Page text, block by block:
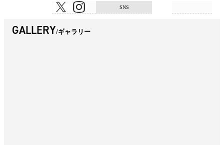
SNS
GALLERY ギャラリー